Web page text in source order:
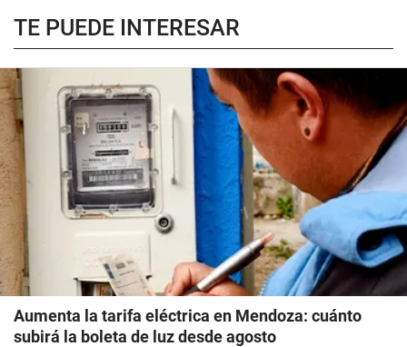
TE PUEDE INTERESAR
Aumenta la tarifa eléctrica en Mendoza: cuánto
subirá la boleta de luz desde agosto